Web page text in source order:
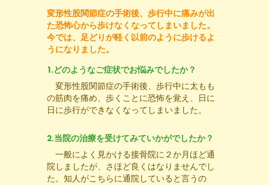
変形性股関節症の手術後、歩行中に痛みが出
た恐怖心から歩けなくなってしまいました。
今では、足どりが軽く以前のように歩けるよ
うになりました。
1.どのようなご症状でお悩みでしたか？
変形性股関節症の手術後、歩行中に太もも
の筋肉を痛め、歩くことに恐怖を覚え、日に
日に歩行ができなくなってしまいました。
2.当院の治療を受けてみていかがでしたか？
一般によく見かける接骨院に２か月ほど通
院しましたが、さほど良くはなりませんでし
た。知人がこちらに通院していると言うの